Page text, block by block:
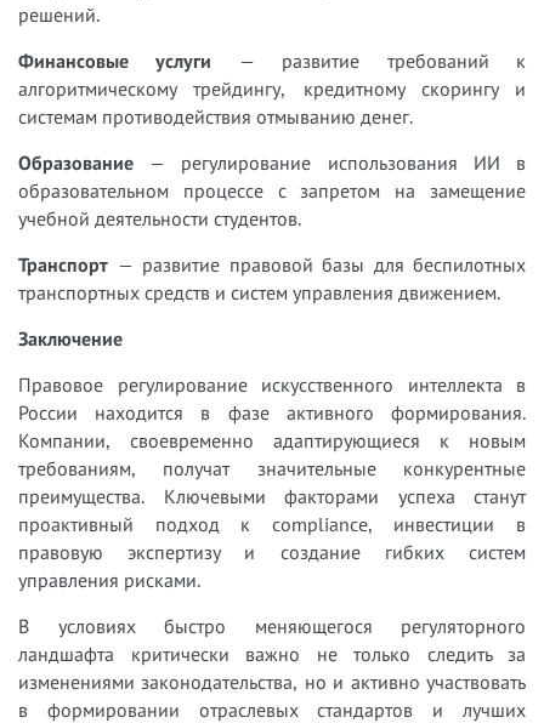
решений.
Финансовые услуги — развитие требований к
алгоритмическому трейдингу, кредитному скорингу и
системам противодействия отмыванию денег.
Образование — регулирование использования ИИ в
образовательном процессе с запретом на замещение
учебной деятельности студентов.
Транспорт — развитие правовой базы для беспилотных
транспортных средств и систем управления движением.
Заключение
Правовое регулирование искусственного интеллекта в
России находится в фазе активного формирования.
Компании, своевременно адаптирующиеся к новым
требованиям, получат значительные конкурентные
преимущества. Ключевыми факторами успеха станут
проактивный подход к compliance, инвестиции в
правовую экспертизу и создание гибких систем
управления рисками.
В условиях быстро меняющегося регуляторного
ландшафта критически важно не только следить за
изменениями законодательства, но и активно участвовать
в формировании отраслевых стандартов и лучших